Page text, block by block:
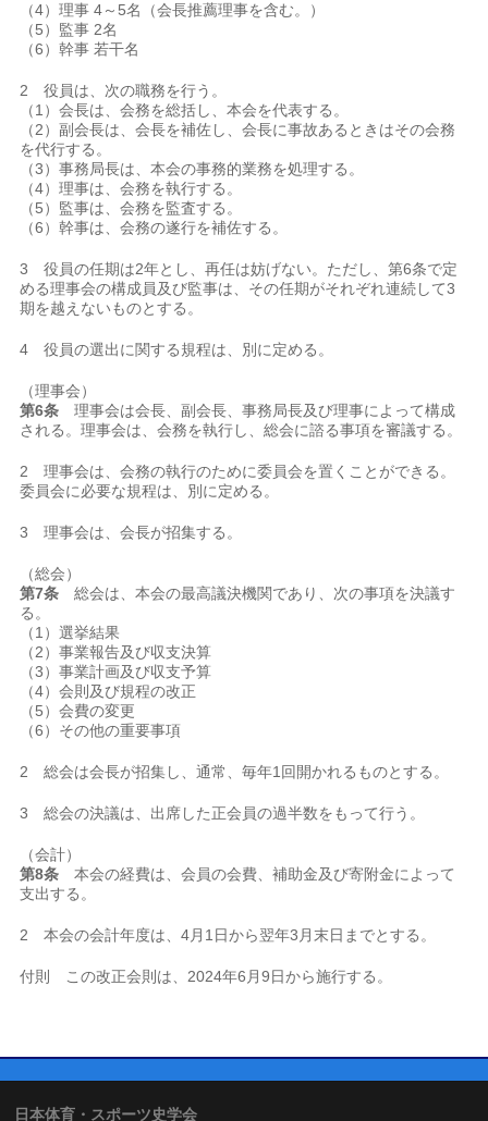
（4）理事 4～5名（会長推薦理事を含む。）
（5）監事 2名
（6）幹事 若干名
2 役員は、次の職務を行う。
（1）会長は、会務を総括し、本会を代表する。
（2）副会長は、会長を補佐し、会長に事故あるときはその会務
を代行する。
（3）事務局長は、本会の事務的業務を処理する。
（4）理事は、会務を執行する。
（5）監事は、会務を監査する。
（6）幹事は、会務の遂行を補佐する。
3 役員の任期は2年とし、再任は妨げない。ただし、第6条で定
める理事会の構成員及び監事は、その任期がそれぞれ連続して3
期を越えないものとする。
4 役員の選出に関する規程は、別に定める。
（理事会）
第6条 理事会は会長、副会長、事務局長及び理事によって構成
される。理事会は、会務を執行し、総会に諮る事項を審議する。
2 理事会は、会務の執行のために委員会を置くことができる。
委員会に必要な規程は、別に定める。
3 理事会は、会長が招集する。
（総会）
第7条 総会は、本会の最高議決機関であり、次の事項を決議す
る。
（1）選挙結果
（2）事業報告及び収支決算
（3）事業計画及び収支予算
（4）会則及び規程の改正
（5）会費の変更
（6）その他の重要事項
2 総会は会長が招集し、通常、毎年1回開かれるものとする。
3 総会の決議は、出席した正会員の過半数をもって行う。
（会計）
第8条 本会の経費は、会員の会費、補助金及び寄附金によって
支出する。
2 本会の会計年度は、4月1日から翌年3月末日までとする。
付則 この改正会則は、2024年6月9日から施行する。
日本体育・スポーツ史学会